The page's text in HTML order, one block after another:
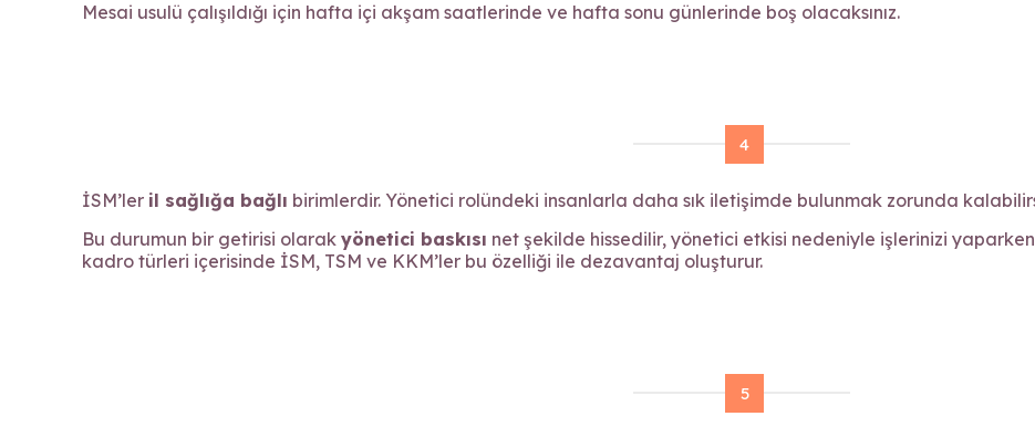
Mesai usulü çalışıldığı için hafta içi akşam saatlerinde ve hafta sonu günlerinde boş olacaksınız.
4
İSM’ler il sağlığa bağlı birimlerdir. Yönetici rolündeki insanlarla daha sık iletişimde bulunmak zorunda
Bu durumun bir getirisi olarak yönetici baskısı net şekilde hissedilir, yönetici etkisi nedeniyle işlerinizi
kadro türleri içerisinde İSM, TSM ve KKM’ler bu özelliği ile dezavantaj oluşturur.
5